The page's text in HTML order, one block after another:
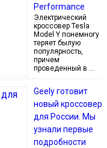
Performance
Электрический
кроссовер Tesla
Model Y понемногу
теряет былую
популярность,
причем
проведенный в …
Geely готовит
новый кроссовер
для России. Мы
узнали первые
подробности